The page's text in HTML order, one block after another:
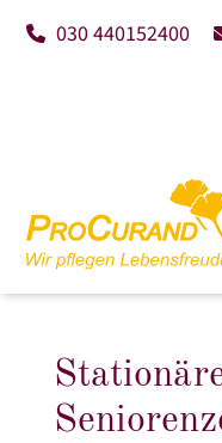
030 440152400